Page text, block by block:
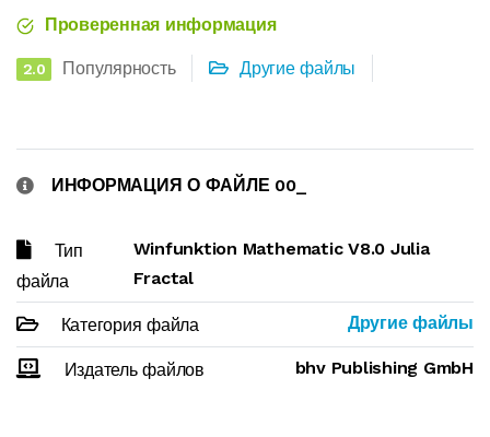
Проверенная информация
2.0 Популярность Другие файлы
ИНФОРМАЦИЯ О ФАЙЛЕ 00_
Тип
файла
Winfunktion Mathematic V8.0 Julia
Fractal
Категория файла Другие файлы
Издатель файлов bhv Publishing GmbH